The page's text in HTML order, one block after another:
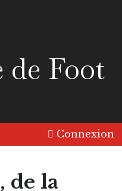
de Foot
Connexion
de la